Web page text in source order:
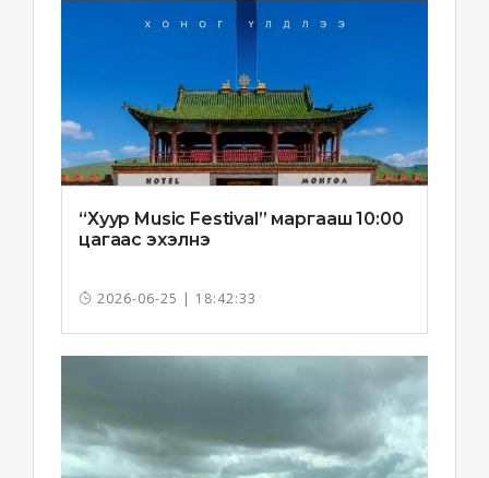
“Хуур Music Festival” маргааш 10:00
цагаас эхэлнэ
2026-06-25 | 18:42:33